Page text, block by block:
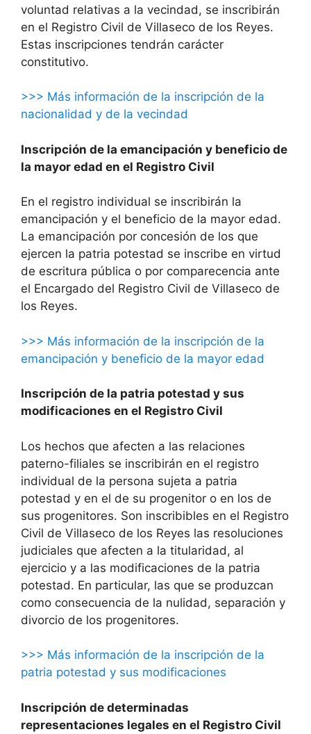
voluntad relativas a la vecindad, se inscribirán
en el Registro Civil de Villaseco de los Reyes.
Estas inscripciones tendrán carácter
constitutivo.
>>> Más información de la inscripción de la
nacionalidad y de la vecindad
Inscripción de la emancipación y beneficio de
la mayor edad en el Registro Civil
En el registro individual se inscribirán la
emancipación y el beneficio de la mayor edad.
La emancipación por concesión de los que
ejercen la patria potestad se inscribe en virtud
de escritura pública o por comparecencia ante
el Encargado del Registro Civil de Villaseco de
los Reyes.
>>> Más información de la inscripción de la
emancipación y beneficio de la mayor edad
Inscripción de la patria potestad y sus
modificaciones en el Registro Civil
Los hechos que afecten a las relaciones
paterno-filiales se inscribirán en el registro
individual de la persona sujeta a patria
potestad y en el de su progenitor o en los de
sus progenitores. Son inscribibles en el Registro
Civil de Villaseco de los Reyes las resoluciones
judiciales que afecten a la titularidad, al
ejercicio y a las modificaciones de la patria
potestad. En particular, las que se produzcan
como consecuencia de la nulidad, separación y
divorcio de los progenitores.
>>> Más información de la inscripción de la
patria potestad y sus modificaciones
Inscripción de determinadas
representaciones legales en el Registro Civil